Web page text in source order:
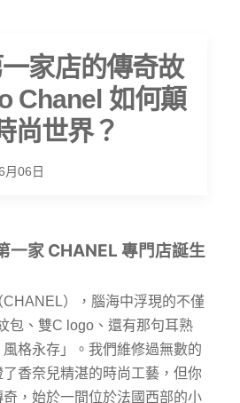
家店的傳奇故
Chanel 如何顛
尚世界？
月06日
一家 CHANEL 專門店誕生
），腦海中浮現的不僅
包、雙C logo、還有那句耳熟
格永存」。我們維修過無數的
香奈兒精湛的時尚工藝，但你
，始於一間位於法國西部的小